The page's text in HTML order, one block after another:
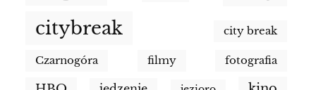
citybreak
city break
Czarnogóra filmy fotografia